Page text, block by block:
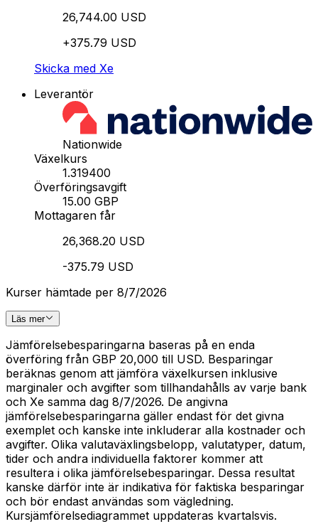
26,744.00 USD
+375.79 USD
Skicka med Xe
Leverantör
Nationwide
Växelkurs
1.319400
Överföringsavgift
15.00 GBP
Mottagaren får
26,368.20 USD
-375.79 USD
Kurser hämtade per 8/7/2026
Läs mer
Jämförelsebesparingarna baseras på en enda
överföring från GBP 20,000 till USD. Besparingar
beräknas genom att jämföra växelkursen inklusive
marginaler och avgifter som tillhandahålls av varje bank
och Xe samma dag 8/7/2026. De angivna
jämförelsebesparingarna gäller endast för det givna
exemplet och kanske inte inkluderar alla kostnader och
avgifter. Olika valutaväxlingsbelopp, valutatyper, datum,
tider och andra individuella faktorer kommer att
resultera i olika jämförelsebesparingar. Dessa resultat
kanske därför inte är indikativa för faktiska besparingar
och bör endast användas som vägledning.
Kursjämförelsediagrammet uppdateras kvartalsvis.